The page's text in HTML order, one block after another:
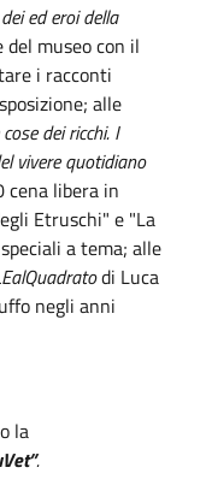
ed eroi della
del museo con il
i racconti
alle
dei ricchi. I
vivere quotidiano
cena libera in
Etruschi" e "La
a tema; alle
di Luca
negli anni
la
.